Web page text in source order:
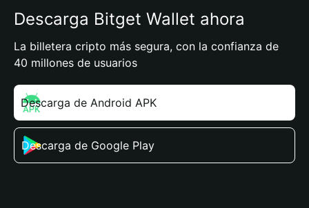
Descarga Bitget Wallet ahora
La billetera cripto más segura, con la confianza de
40 millones de usuarios
Descarga de Android APK
Descarga de Google Play